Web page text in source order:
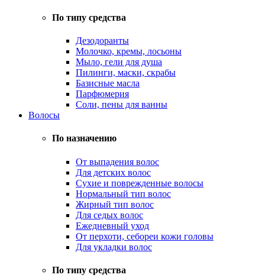
По типу средства
Дезодоранты
Молочко, кремы, лосьоны
Мыло, гели для душа
Пилинги, маски, скрабы
Базисные масла
Парфюмерия
Соли, пены для ванны
Волосы
По назначению
От выпадения волос
Для детских волос
Сухие и поврежденные волосы
Нормальный тип волос
Жирный тип волос
Для седых волос
Ежедневный уход
От перхоти, себореи кожи головы
Для укладки волос
По типу средства